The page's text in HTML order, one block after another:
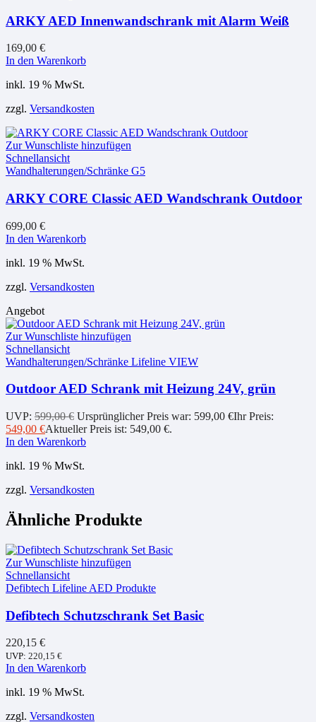
ARKY AED Innenwandschrank mit Alarm Weiß
169,00 €
In den Warenkorb
inkl. 19 % MwSt.
zzgl. Versandkosten
Zur Wunschliste hinzufügen
Schnellansicht
Wandhalterungen/Schränke G5
ARKY CORE Classic AED Wandschrank Outdoor
699,00 €
In den Warenkorb
inkl. 19 % MwSt.
zzgl. Versandkosten
Angebot
Zur Wunschliste hinzufügen
Schnellansicht
Wandhalterungen/Schränke Lifeline VIEW
Outdoor AED Schrank mit Heizung 24V, grün
UVP: 599,00€ Ursprünglicher Preis war: 599,00 €Ihr Preis:
549,00 €Aktueller Preis ist: 549,00 €.
In den Warenkorb
inkl. 19 % MwSt.
zzgl. Versandkosten
Ähnliche Produkte
Zur Wunschliste hinzufügen
Schnellansicht
Defibtech Lifeline AED Produkte
Defibtech Schutzschrank Set Basic
220,15 €
UVP: 220,15 €
In den Warenkorb
inkl. 19 % MwSt.
zzgl. Versandkosten